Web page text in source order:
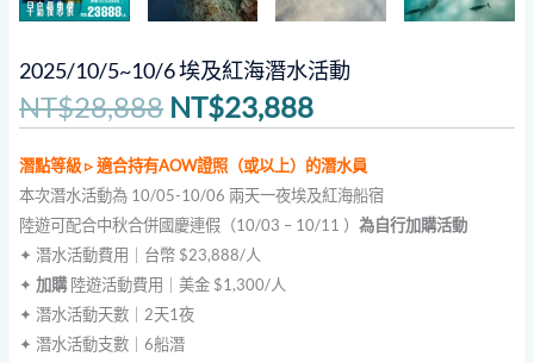
2025/10/5~10/6 埃及紅海潛水活動
NT$28,888 NT$23,888
潛點等級 ▹ 適合持有AOW證照（或以上）的潛水員
本次潛水活動為 10/05-10/06 兩天一夜埃及紅海船宿
陸遊可配合中秋合併國慶連假（10/03 – 10/11 ）為自行加購活動
✦ 潛水活動費用｜台幣 $23,888/人
✦加購陸遊活動費用｜美金 $1,300/人
✦ 潛水活動天數｜2天1夜
✦ 潛水活動支數｜6船潛